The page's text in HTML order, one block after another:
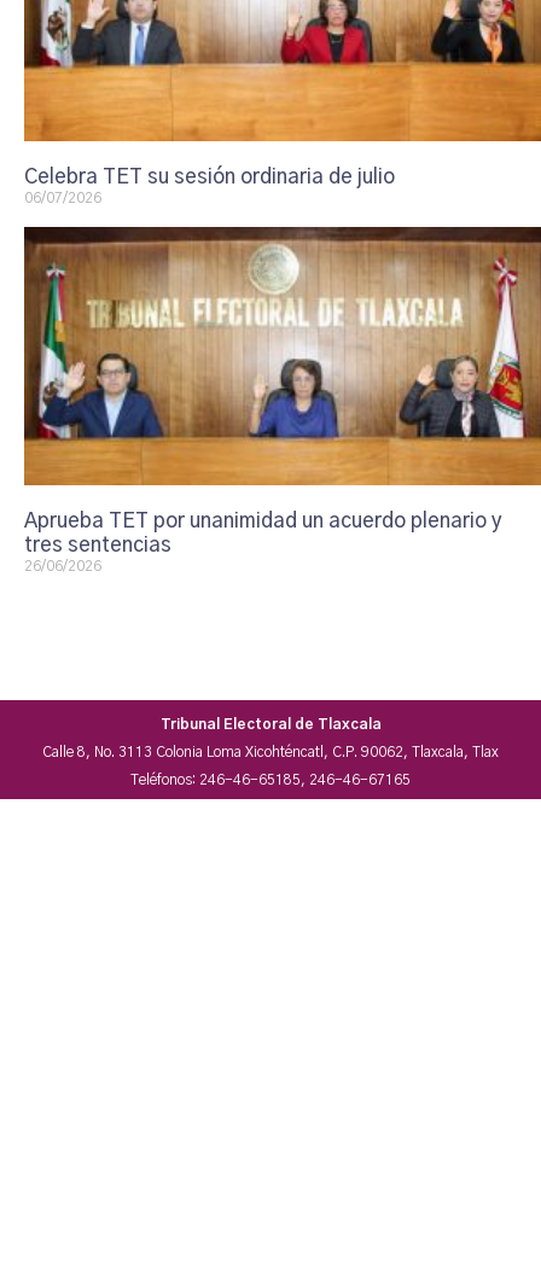
Celebra TET su sesión ordinaria de julio
06/07/2026
Aprueba TET por unanimidad un acuerdo plenario y
tres sentencias
26/06/2026
Tribunal Electoral de Tlaxcala
Calle 8, No. 3113 Colonia Loma Xicohténcatl, C.P. 90062, Tlaxcala, Tlax
Teléfonos: 246-46-65185, 246-46-67165